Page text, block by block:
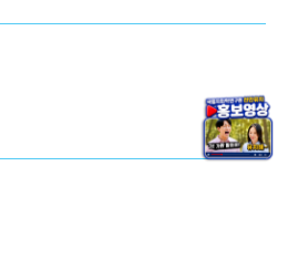
50
미국 베크만연구소